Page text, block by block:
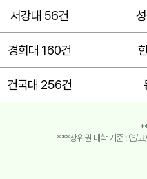
서강대 56건
경희대 160건
건국대 256건
***상위권 대학 기준 : 연/고